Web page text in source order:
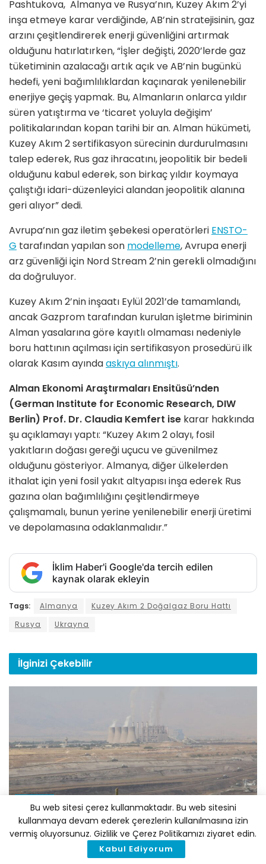
Pashtukova, Almanya ve Rusya’nın, Kuzey Akım 2’yi
inşa etmeye karar verdiğinde, AB’nin stratejisinin, gaz
arzını çeşitlendirerek enerji güvenliğini artırmak
olduğunu hatırlatırken, “İşler değişti, 2020’lerde gaz
tüketiminin azalacağı artık açık ve AB’nin bugünkü
hedefi, yeni bağımlılıklardan kaçınarak yenilenebilir
enerjiye geçiş yapmak. Bu, Almanların onlarca yıldır
süren yatıştırma ve ‘ticaret yoluyla değişim’
politikalarından kopan tarihi bir an. Alman hükümeti,
Kuzey Akım 2 sertifikasyon sürecinin durdurulmasını
talep ederek, Rus gaz ihracatını, jeopolitik bir bedeli
olduğunu kabul ederek, son birkaç yıldır koymaya
çalıştığı idari-düzenleyici alandan jeopolitik alanına
geri alıyor” dedi.
Avrupa’nın gaz iletim şebekesi operatörleri ENSTO-
G tarafından yapılan son modelleme, Avrupa enerji
arz güvenliği için Nord Stream 2’nin gerekli olmadığını
da doğruluyor.
Kuzey Akım 2’nin inşaatı Eylül 2021’de tamamlandı,
ancak Gazprom tarafından kurulan işletme biriminin
Alman yasalarına göre kayıtlı olmaması nedeniyle
boru hattının açılması için sertifikasyon prosedürü ilk
olarak Kasım ayındaaskıya alınmıştı.
Alman Ekonomi Araştırmaları Ensitüsü’nden
(German Institute for Economic Research, DIW
Berlin) Prof. Dr. Claudia Kemfert ise karar hakkında
şu açıklamayı yaptı: “Kuzey Akım 2 olayı, fosil
yakıtların doğası gereği uçucu ve güvenilmez
olduğunu gösteriyor. Almanya, diğer ülkelerden
ithalat için yeni fosil yakıt altyapısı inşa ederek Rus
gazına olan bağımlılığını çeşitlendirmeye
çalışmamalı, bunun yerine yenilenebilir enerji üretimi
ve depolamasına odaklanmalıdır.”
İklim Haber'i Google'da tercih edilen
kaynak olarak ekleyin
Tags: Almanya
Kuzey Akım 2 Doğalgaz Boru Hattı
Rusya
Ukrayna
İlginizi Çekebilir
Kuraklık Kömürü de Vurdu: Gözler Türkiye’ye Çevrildi
7 AĞUSTOS 2026
Bu web sitesi çerez kullanmaktadır. Bu web sitesini
kullanmaya devam ederek çerezlerin kullanılmasına izin
vermiş oluyorsunuz. Gizlilik ve Çerez Politikamızı ziyaret edin.
Kabul Ediyorum